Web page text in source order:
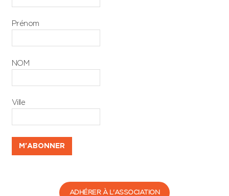
Prénom
NOM
Ville
ADHÉRER À L'ASSOCIATION